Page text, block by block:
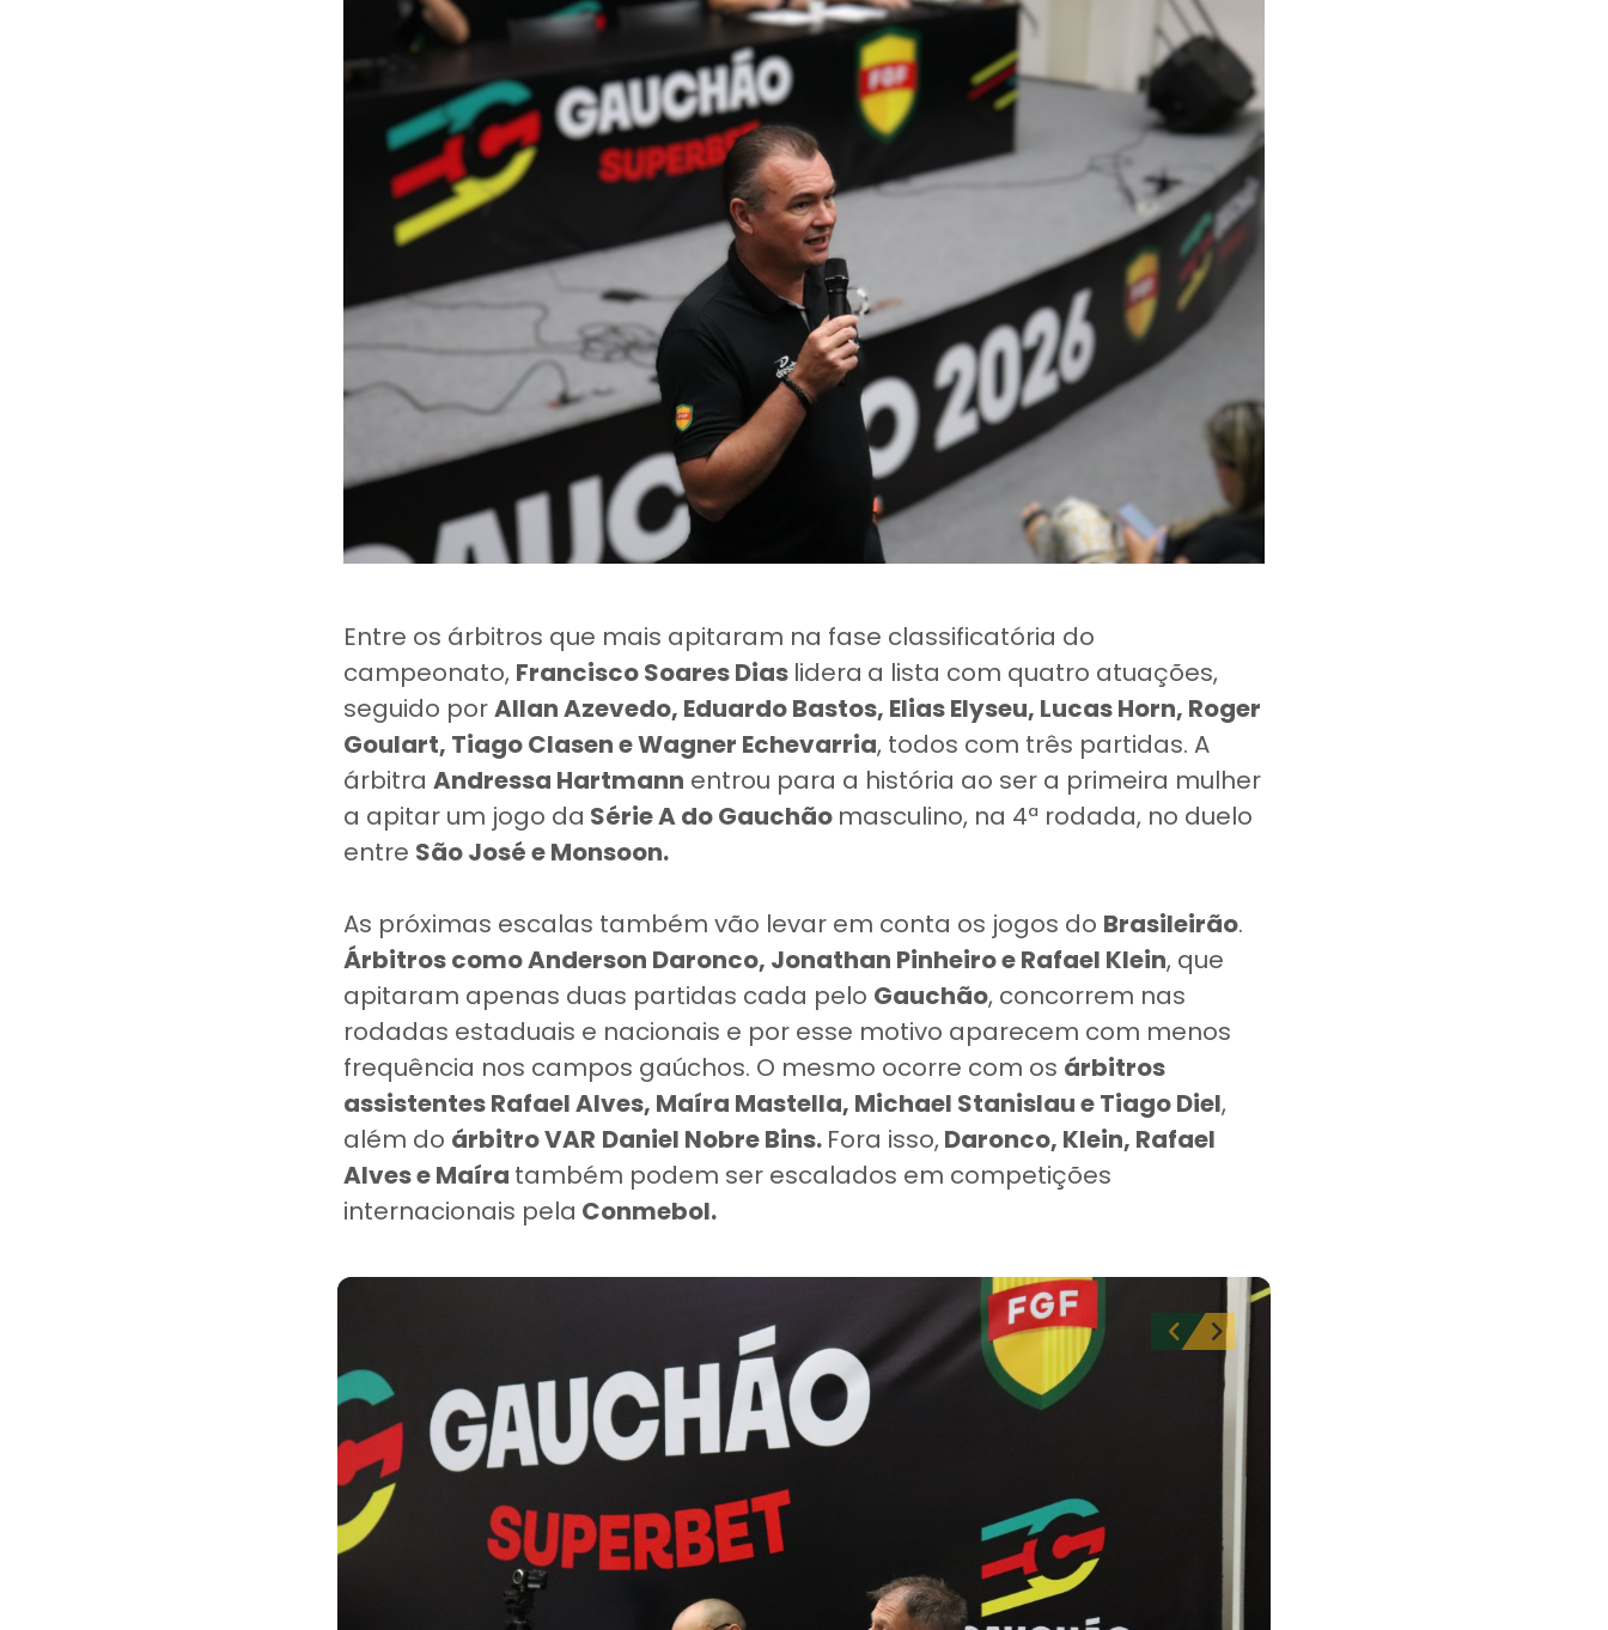
Entre os árbitros que mais apitaram na fase classificatória do
campeonato, Francisco Soares Dias lidera a lista com quatro atuações,
seguido porAllan Azevedo, Eduardo Bastos, Elias Elyseu, Lucas Horn, Roger
Goulart, Tiago Clasen e Wagner Echevarria, todos com três partidas. A
árbitra Andressa Hartmann entrou para a história ao ser a primeira mulher
a apitar um jogo da Série A do Gauchão masculino, na 4ª rodada, no duelo
entre São José e Monsoon.
As próximas escalas também vão levar em conta os jogos do Brasileirão.
Árbitros como Anderson Daronco, Jonathan Pinheiro e Rafael Klein, que
apitaram apenas duas partidas cada pelo Gauchão, concorrem nas
rodadas estaduais e nacionais e por esse motivo aparecem com menos
frequência nos campos gaúchos. O mesmo ocorre com os árbitros
assistentes Rafael Alves, Maíra Mastella, Michael Stanislau e Tiago Diel,
além do árbitro VAR Daniel Nobre Bins. Fora isso,Daronco, Klein, Rafael
Alves e Maíra também podem ser escalados em competições
internacionais pela Conmebol.